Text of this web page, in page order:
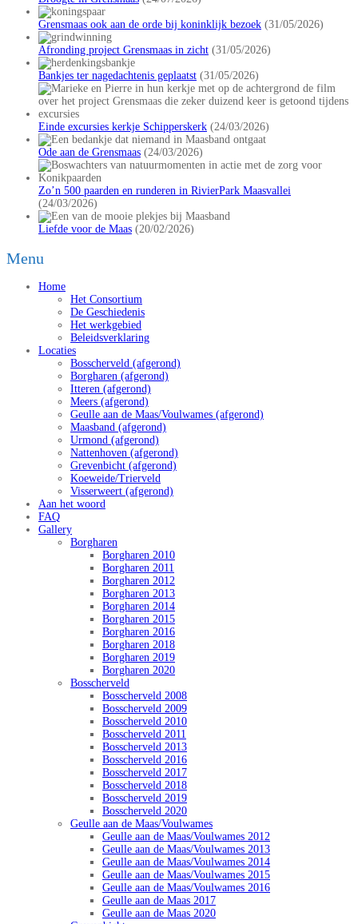
Grensmaas ook aan de orde bij koninklijk bezoek (31/05/2026)
Afronding project Grensmaas in zicht (31/05/2026)
Bankjes ter nagedachtenis geplaatst (31/05/2026)
Einde excursies kerkje Schipperskerk (24/03/2026)
Ode aan de Grensmaas (24/03/2026)
Zo’n 500 paarden en runderen in RivierPark Maasvallei
(24/03/2026)
Liefde voor de Maas (20/02/2026)
Menu
Home
Het Consortium
De Geschiedenis
Het werkgebied
Beleidsverklaring
Locaties
Bosscherveld (afgerond)
Borgharen (afgerond)
Itteren (afgerond)
Meers (afgerond)
Geulle aan de Maas/Voulwames (afgerond)
Maasband (afgerond)
Urmond (afgerond)
Nattenhoven (afgerond)
Grevenbicht (afgerond)
Koeweide/Trierveld
Visserweert (afgerond)
Aan het woord
FAQ
Gallery
Borgharen
Borgharen 2010
Borgharen 2011
Borgharen 2012
Borgharen 2013
Borgharen 2014
Borgharen 2015
Borgharen 2016
Borgharen 2018
Borgharen 2019
Borgharen 2020
Bosscherveld
Bosscherveld 2008
Bosscherveld 2009
Bosscherveld 2010
Bosscherveld 2011
Bosscherveld 2013
Bosscherveld 2016
Bosscherveld 2017
Bosscherveld 2018
Bosscherveld 2019
Bosscherveld 2020
Geulle aan de Maas/Voulwames
Geulle aan de Maas/Voulwames 2012
Geulle aan de Maas/Voulwames 2013
Geulle aan de Maas/Voulwames 2014
Geulle aan de Maas/Voulwames 2015
Geulle aan de Maas/Voulwames 2016
Geulle aan de Maas 2017
Geulle aan de Maas 2020